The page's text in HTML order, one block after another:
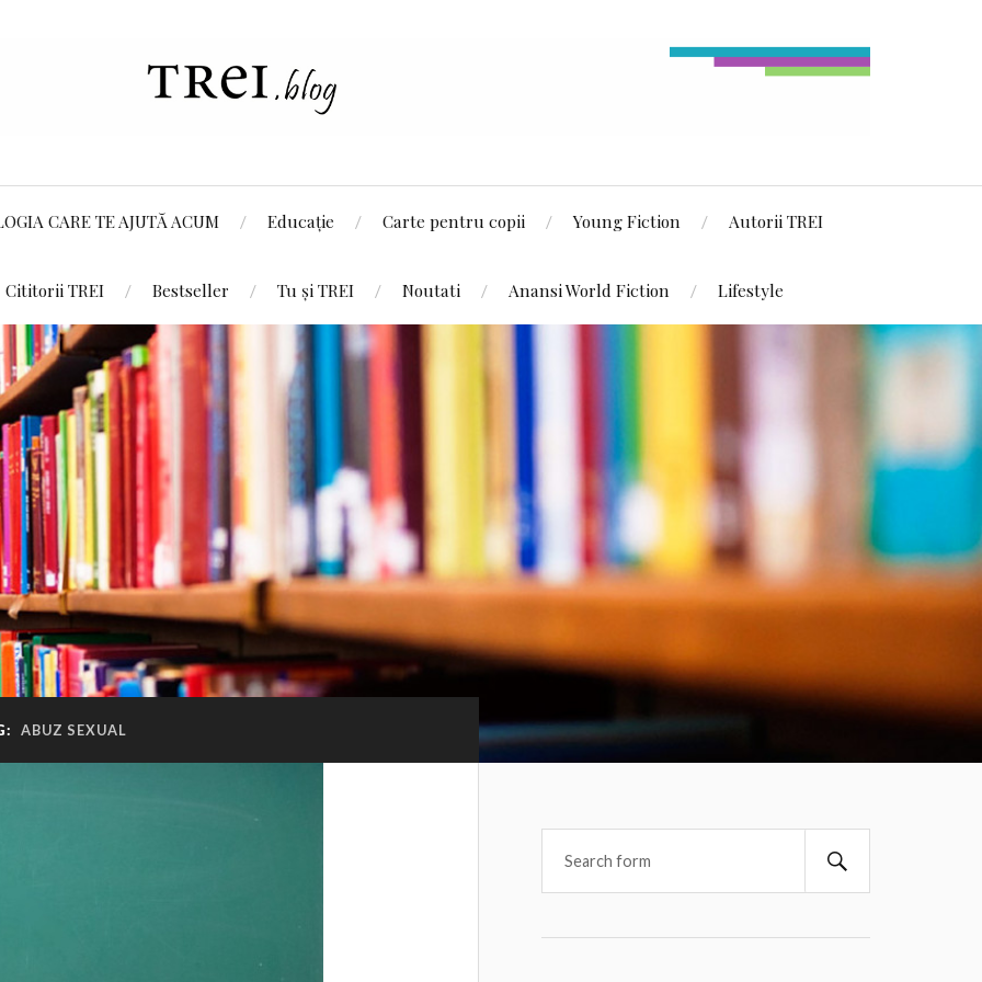
CARE TE AJUTĂ ACUM Educație Carte pentru copii Young Fiction Autorii TREI
Cititorii TREI Bestseller Tu și TREI Noutati Anansi World Fiction Lifestyle
ABUZ SEXUAL